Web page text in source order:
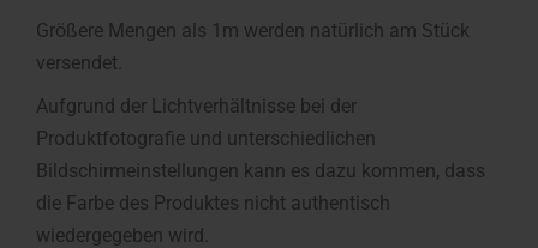
Größere Mengen als 1m werden natürlich am Stück
versendet.
Aufgrund der Lichtverhältnisse bei der
Produktfotografie und unterschiedlichen
Bildschirmeinstellungen kann es dazu kommen, dass
die Farbe des Produktes nicht authentisch
wiedergegeben wird.